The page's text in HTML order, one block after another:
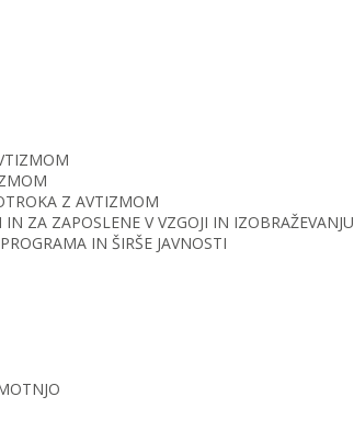
Z AVTIZMOM
ZA ZAPOSLENE V VZGOJI IN IZOBRAŽEVANJU
IN ŠIRŠE JAVNOSTI